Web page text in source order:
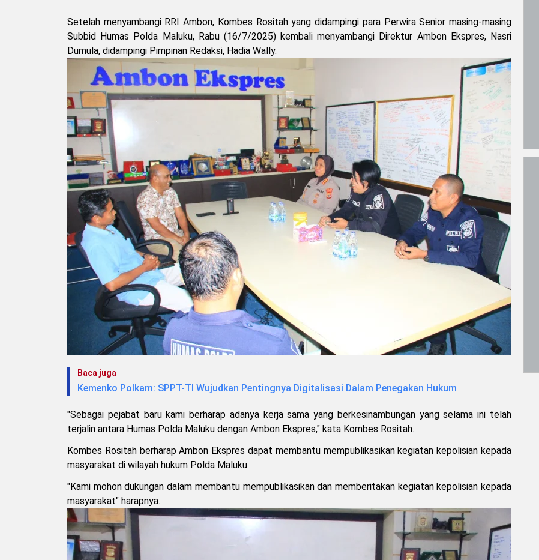
Setelah menyambangi RRI Ambon, Kombes Rositah yang didampingi para Perwira Senior masing-masing
Subbid Humas Polda Maluku, Rabu (16/7/2025) kembali menyambangi Direktur Ambon Ekspres, Nasri
Dumula, didampingi Pimpinan Redaksi, Hadia Wally.
Baca juga
Kemenko Polkam: SPPT-TI Wujudkan Pentingnya Digitalisasi Dalam Penegakan Hukum
"Sebagai pejabat baru kami berharap adanya kerja sama yang berkesinambungan yang selama ini telah
terjalin antara Humas Polda Maluku dengan Ambon Ekspres," kata Kombes Rositah.
Kombes Rositah berharap Ambon Ekspres dapat membantu mempublikasikan kegiatan kepolisian kepada
masyarakat di wilayah hukum Polda Maluku.
"Kami mohon dukungan dalam membantu mempublikasikan dan memberitakan kegiatan kepolisian kepada
masyarakat" harapnya.